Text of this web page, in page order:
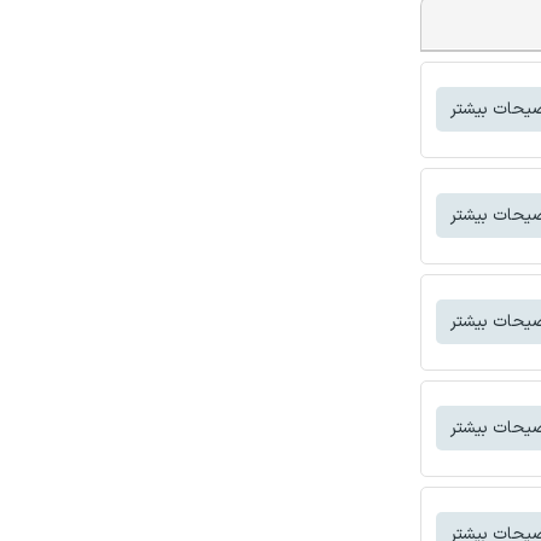
بیشتر
بیشتر
بیشتر
بیشتر
بیشتر